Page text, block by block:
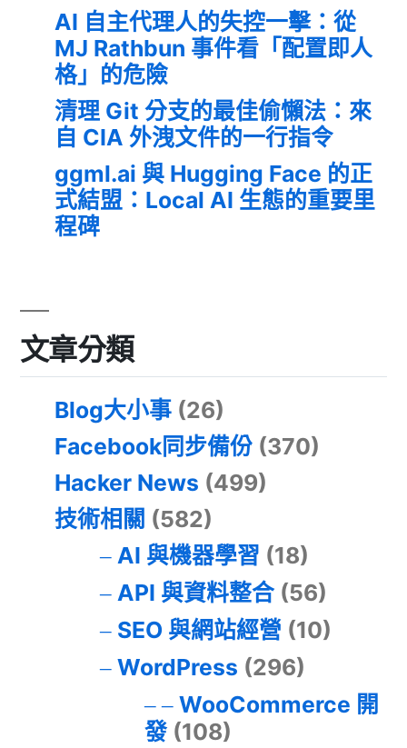
AI 自主代理人的失控一擊：從
MJ Rathbun 事件看「配置即人
格」的危險
清理 Git 分支的最佳偷懶法：來
自 CIA 外洩文件的一行指令
ggml.ai 與 Hugging Face 的正
式結盟：Local AI 生態的重要里
程碑
文章分類
Blog大小事 (26)
Facebook同步備份 (370)
Hacker News (499)
技術相關 (582)
AI 與機器學習 (18)
API 與資料整合(56)
SEO 與網站經營 (10)
WordPress (296)
WooCommerce 開
發(108)